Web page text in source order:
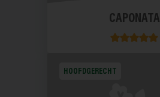
CAPONATA
HOOFDGERECHT